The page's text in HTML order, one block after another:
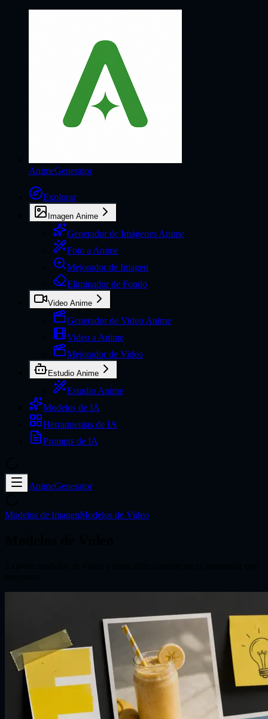
AnimeGenerator
Explorar
Imagen Anime
Generador de Imágenes Anime
Foto a Anime
Mejorador de Imagen
Eliminador de Fondo
Video Anime
Generador de Video Anime
Video a Anime
Mejorador de Video
Estudio Anime
Estudio Anime
Modelos de IA
Herramientas de IA
Prompts de IA
AnimeGenerator
Modelos de ImagenModelos de Video